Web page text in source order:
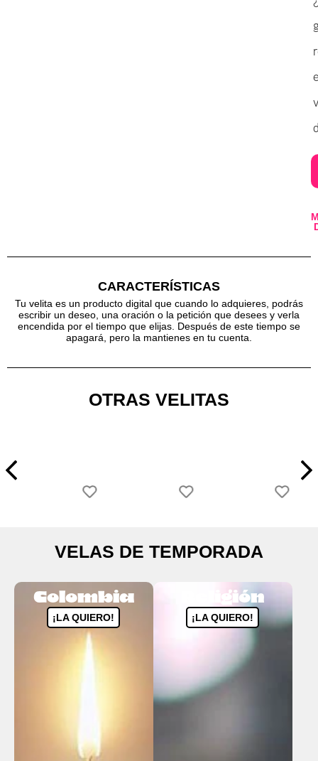
CARACTERÍSTICAS
Tu velita es un producto digital que cuando lo adquieres, podrás
escribir un deseo, una oración o la petición que desees y verla
encendida por el tiempo que elijas. Después de este tiempo se
apagará, pero la mantienes en tu cuenta.
OTRAS VELITAS
VELAS DE TEMPORADA
Colombia
¡LA QUIERO!
Religión
¡LA QUIERO!